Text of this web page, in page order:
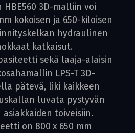
3D-malliin voi
kokoisen ja 650-kiloisen
hydraulinen
katkaisut.
sekä laaja-alaisin
LPS-T 3D-
pätevä, liki kaikkeen
luvata pystyvän
toiveisiin.
on 800 x 650 mm